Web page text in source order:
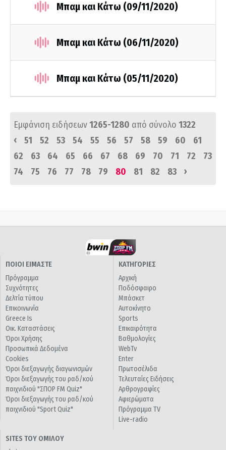
Μπαμ και Κάτω (09/11/2020)
Μπαμ και Κάτω (06/11/2020)
Μπαμ και Κάτω (05/11/2020)
Εμφάνιση ειδήσεων1265-1280 από σύνολο 1322
‹
51 52 53 54 55 56 57 58 59 60
61
62
63 64 65 66 67 68 69 70 71 72
73
74
75 76 77 78 79 80 81 82 83 ›
ΠΟΙΟΙ ΕΙΜΑΣΤΕ
Πρόγραμμα
Συχνότητες
Δελτία τύπου
Επικοινωνία
Greece Is
Οικ. Καταστάσεις
Όροι Χρήσης
Προσωπικά Δεδομένα
Cookies
Όροι διεξαγωγής διαγωνισμών
Όροι διεξαγωγής του ραδ/κού
παιχνιδιού "ΣΠΟΡ FM Quiz"
Όροι διεξαγωγής του ραδ/κού
παιχνιδιού "Sport Quiz"
ΚΑΤΗΓΟΡΙΕΣ
Αρχική
Ποδόσφαιρο
Μπάσκετ
Αυτοκίνητο
Sports
Επικαιρότητα
Βαθμολογίες
WebTv
Enter
Πρωτοσέλιδα
Τελευταίες Ειδήσεις
Αρθρογραφίες
Αφιερώματα
Πρόγραμμα TV
Live-radio
SITES ΤΟΥ ΟΜΙΛΟΥ